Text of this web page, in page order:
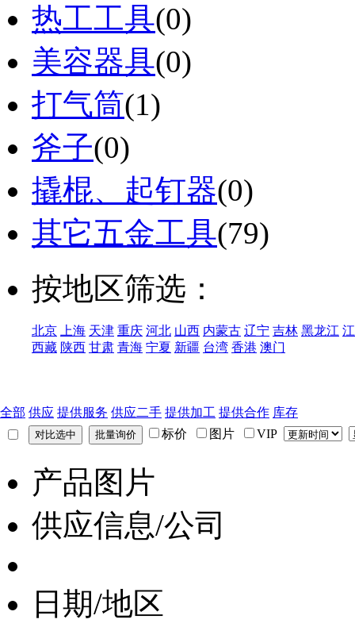
热工工具(0)
美容器具(0)
打气筒(1)
斧子(0)
撬棍、起钉器(0)
其它五金工具(79)
按地区筛选：
北京 上海 天津 重庆 河北 山西 内蒙古 辽宁 吉林 黑龙江
西藏 陕西 甘肃 青海 宁夏 新疆 台湾 香港 澳门
全部 供应 提供服务 供应二手 提供加工 提供合作 库存
标价
图片 VIP
产品图片
供应信息/公司
日期/地区